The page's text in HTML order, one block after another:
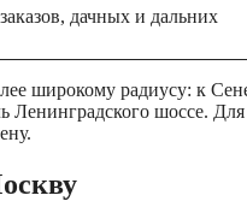
дачных и дальних
широкому радиусу: к
Ленинградского шоссе. Для